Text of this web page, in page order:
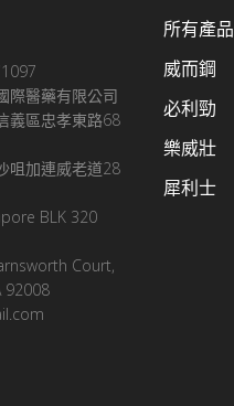
際醫藥有限公司
義區忠孝東路68
咀加連威老道28
BLK 320
Court,
92008
所有產品
威而鋼
必利勁
樂威壯
犀利士